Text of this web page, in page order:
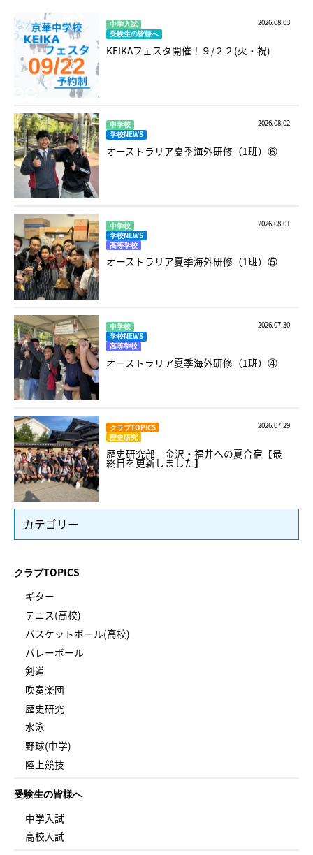
中学入試
受験生の皆様へ
2026.08.03
KEIKAフェスタ開催！９/２２(火・祝)
中学校
学校NEWS
2026.08.02
オーストラリア夏季海外研修（1班）⑥
中学校
学校NEWS
高等学校
2026.08.01
オーストラリア夏季海外研修（1班）⑤
中学校
学校NEWS
高等学校
2026.07.30
オーストラリア夏季海外研修（1班）④
クラブTOPICS
歴史研究
2026.07.29
歴史研究部 金沢・福井への夏合宿【最
終日を更新しました】
カテゴリー
クラブTOPICS
ギター
テニス(高校)
バスケットボール(高校)
バレーボール
剣道
吹奏楽団
歴史研究
水泳
野球(中学)
陸上競技
受験生の皆様へ
中学入試
高校入試